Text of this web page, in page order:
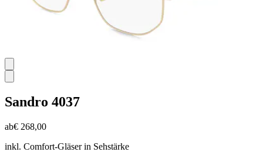
Sandro 4037
ab€ 268,00
inkl. Comfort-Gläser in Sehstärke